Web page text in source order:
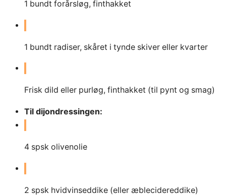
1 bundt forårsløg, finthakket
1 bundt radiser, skåret i tynde skiver eller kvarter
Frisk dild eller purløg, finthakket (til pynt og smag)
Til dijondressingen:
4 spsk olivenolie
2 spsk hvidvinseddike (eller æblecidereddike)